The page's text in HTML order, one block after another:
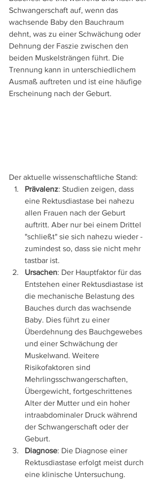
Schwangerschaft auf, wenn das
wachsende Baby den Bauchraum
dehnt, was zu einer Schwächung oder
Dehnung der Faszie zwischen den
beiden Muskelsträngen führt. Die
Trennung kann in unterschiedlichem
Ausmaß auftreten und ist eine häufige
Erscheinung nach der Geburt.
Der aktuelle wissenschaftliche Stand:
Prävalenz: Studien zeigen, dass
eine Rektusdiastase bei nahezu
allen Frauen nach der Geburt
auftritt. Aber nur bei einem Drittel
"schließt" sie sich nahezu wieder -
zumindest so, dass sie nicht mehr
tastbar ist.
Ursachen: Der Hauptfaktor für das
Entstehen einer Rektusdiastase ist
die mechanische Belastung des
Bauches durch das wachsende
Baby. Dies führt zu einer
Überdehnung des Bauchgewebes
und einer Schwächung der
Muskelwand. Weitere
Risikofaktoren sind
Mehrlingsschwangerschaften,
Übergewicht, fortgeschrittenes
Alter der Mutter und ein hoher
intraabdominaler Druck während
der Schwangerschaft oder der
Geburt.
Diagnose: Die Diagnose einer
Rektusdiastase erfolgt meist durch
eine klinische Untersuchung.